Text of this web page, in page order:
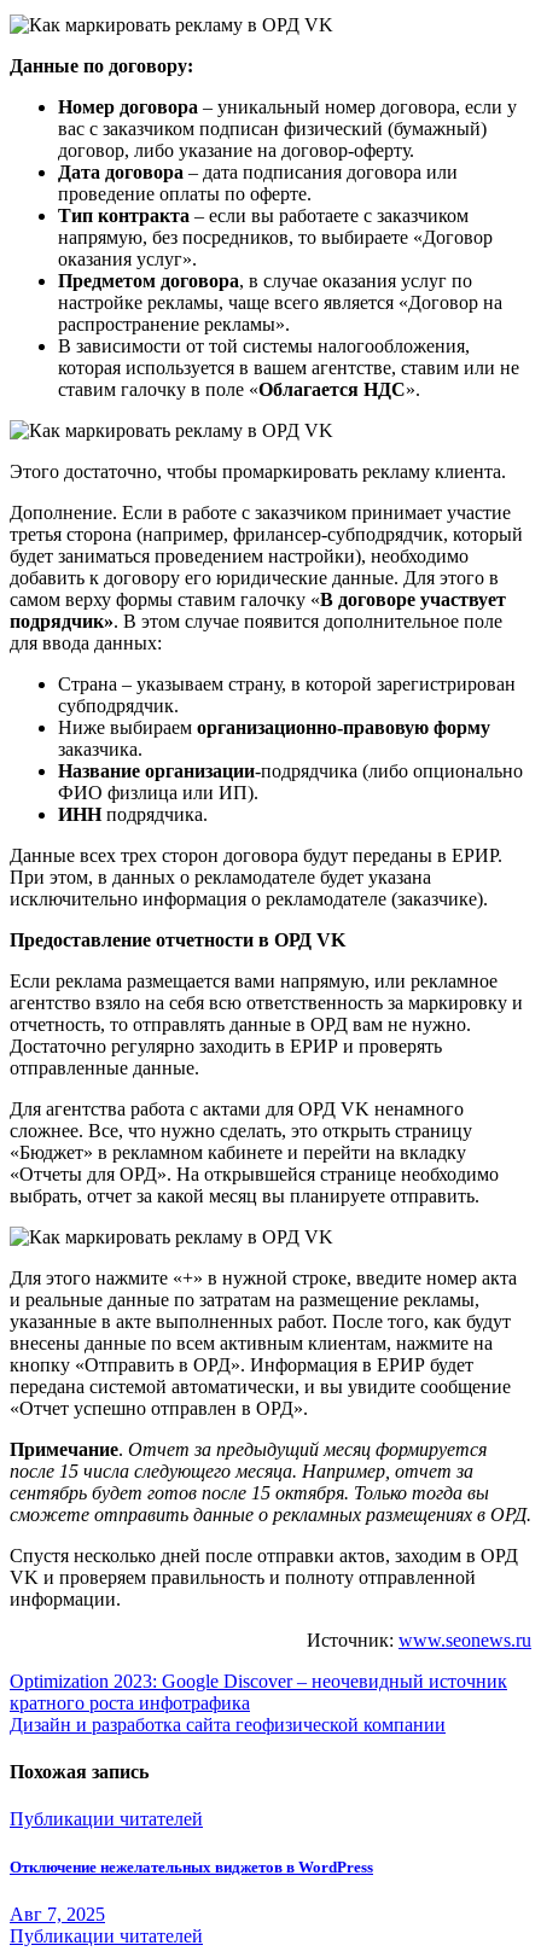
Данные по договору:
Номер договора – уникальный номер договора, если у
вас с заказчиком подписан физический (бумажный)
договор, либо указание на договор-оферту.
Дата договора – дата подписания договора или
проведение оплаты по оферте.
Тип контракта – если вы работаете с заказчиком
напрямую, без посредников, то выбираете «Договор
оказания услуг».
Предметом договора, в случае оказания услуг по
настройке рекламы, чаще всего является «Договор на
распространение рекламы».
В зависимости от той системы налогообложения,
которая используется в вашем агентстве, ставим или не
ставим галочку в поле «Облагается НДС».
Этого достаточно, чтобы промаркировать рекламу клиента.
Дополнение. Если в работе с заказчиком принимает участие
третья сторона (например, фрилансер-субподрядчик, который
будет заниматься проведением настройки), необходимо
добавить к договору его юридические данные. Для этого в
самом верху формы ставим галочку «В договоре участвует
подрядчик». В этом случае появится дополнительное поле
для ввода данных:
Страна – указываем страну, в которой зарегистрирован
субподрядчик.
Ниже выбираем организационно-правовую форму
заказчика.
Название организации-подрядчика (либо опционально
ФИО физлица или ИП).
ИННподрядчика.
Данные всех трех сторон договора будут переданы в ЕРИР.
При этом, в данных о рекламодателе будет указана
исключительно информация о рекламодателе (заказчике).
Предоставление отчетности в ОРД VK
Если реклама размещается вами напрямую, или рекламное
агентство взяло на себя всю ответственность за маркировку и
отчетность, то отправлять данные в ОРД вам не нужно.
Достаточно регулярно заходить в ЕРИР и проверять
отправленные данные.
Для агентства работа с актами для ОРД VK ненамного
сложнее. Все, что нужно сделать, это открыть страницу
«Бюджет» в рекламном кабинете и перейти на вкладку
«Отчеты для ОРД». На открывшейся странице необходимо
выбрать, отчет за какой месяц вы планируете отправить.
Для этого нажмите «+» в нужной строке, введите номер акта
и реальные данные по затратам на размещение рекламы,
указанные в акте выполненных работ. После того, как будут
внесены данные по всем активным клиентам, нажмите на
кнопку «Отправить в ОРД». Информация в ЕРИР будет
передана системой автоматически, и вы увидите сообщение
«Отчет успешно отправлен в ОРД».
Примечание. Отчет за предыдущий месяц формируется
после 15 числа следующего месяца. Например, отчет за
сентябрь будет готов после 15 октября. Только тогда вы
сможете отправить данные о рекламных размещениях в ОРД.
Спустя несколько дней после отправки актов, заходим в ОРД
VK и проверяем правильность и полноту отправленной
информации.
Источник: www.seonews.ru
Навигация
по
Optimization 2023: Google Discover – неочевидный источник
кратного роста инфотрафика
Дизайн и разработка сайта геофизической компании
Похожая запись
Публикации читателей
Отключение нежелательных виджетов в WordPress
Авг 7, 2025
Публикации читателей